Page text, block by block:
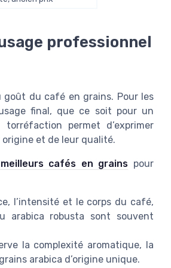
professionnel
du café en grains. Pour les
final, que ce soit pour un
permet d’exprimer
et de leur qualité.
cafés en grains pour
l’intensité et le corps du café,
arabica robusta sont souvent
la complexité aromatique, la
arabica d’origine unique.